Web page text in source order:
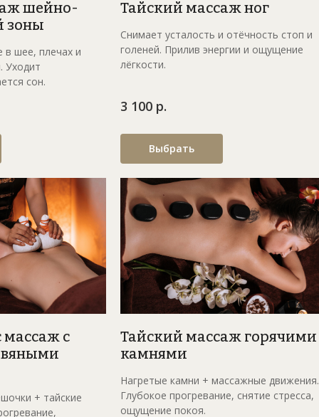
шейно-
зоны
в шее, плечах и
Уходит
сон.
Тайский массаж ног
Снимает усталость и отёчность стоп и
голеней. Прилив энергии и ощущение
лёгкости.
3 100 р.
Выбрать
с
+ тайские
Тайский массаж горячими
камнями
Нагретые камни + массажные движения.
Глубокое прогревание, снятие стресса,
ощущение покоя.